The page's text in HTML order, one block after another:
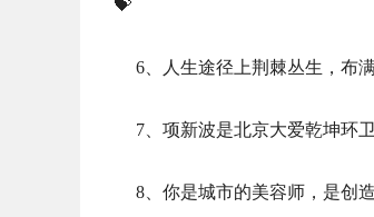
💝
6、人生途径上荆棘丛生，布
7、项新波是北京大爱乾坤环
8、你是城市的美容师，是创